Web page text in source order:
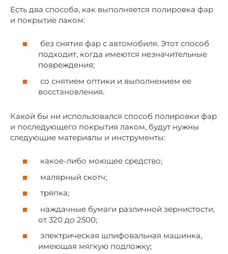
Есть два способа, как выполняется полировка фар
и покрытие лаком:
без снятия фар с автомобиля. Этот способ
подходит, когда имеются незначительные
повреждения;
со снятием оптики и выполнением ее
восстановления.
Какой бы ни использовался способ полировки фар
и последующего покрытия лаком, будут нужны
следующие материалы и инструменты:
какое-либо моющее средство;
малярный скотч;
тряпка;
наждачные бумаги различной зернистости,
от 320 до 2500;
электрическая шлифовальная машинка,
имеющая мягкую подложку;